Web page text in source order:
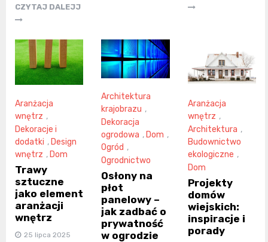
CZYTAJ DALEJJ
Aranżacja
wnętrz ,
Dekoracje i
dodatki , Design
wnętrz , Dom
Trawy
sztuczne
jako element
aranżacji
wnętrz
25 lipca 2025
Architektura
krajobrazu ,
Dekoracja
ogrodowa , Dom ,
Ogród ,
Ogrodnictwo
Osłony na
płot
panelowy –
jak zadbać o
prywatność
w ogrodzie
Aranżacja
wnętrz ,
Architektura ,
Budownictwo
ekologiczne ,
Dom
Projekty
domów
wiejskich:
inspiracje i
porady